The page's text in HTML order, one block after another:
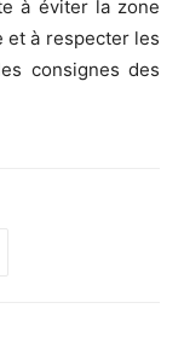
à éviter la zone
et à respecter les
consignes des